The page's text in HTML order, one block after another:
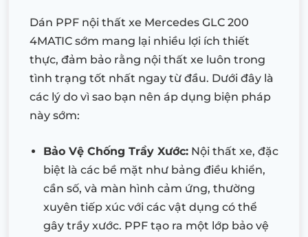
Dán PPF nội thất xe Mercedes GLC 200
4MATIC sớm mang lại nhiều lợi ích thiết
thực, đảm bảo rằng nội thất xe luôn trong
tình trạng tốt nhất ngay từ đầu. Dưới đây là
các lý do vì sao bạn nên áp dụng biện pháp
này sớm:
Bảo Vệ Chống Trầy Xước: Nội thất xe, đặc
biệt là các bề mặt như bảng điều khiển,
cần số, và màn hình cảm ứng, thường
xuyên tiếp xúc với các vật dụng có thể
gây trầy xước. PPF tạo ra một lớp bảo vệ